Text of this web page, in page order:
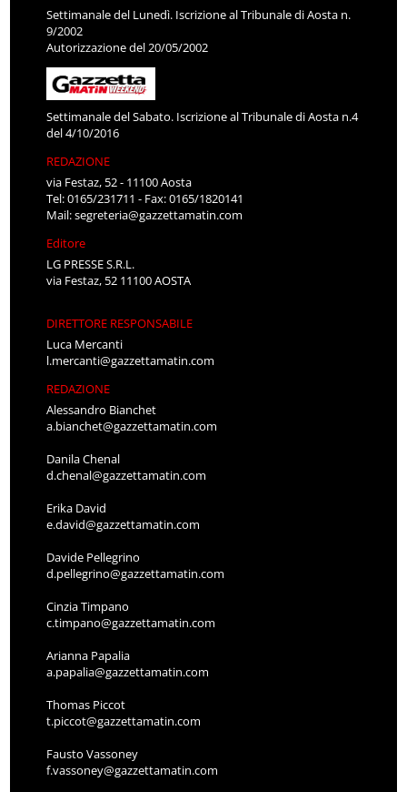
Settimanale del Lunedì. Iscrizione al Tribunale di Aosta n.
9/2002
Autorizzazione del 20/05/2002
Settimanale del Sabato. Iscrizione al Tribunale di Aosta n.4
del 4/10/2016
REDAZIONE
via Festaz, 52 - 11100 Aosta
Tel: 0165/231711 - Fax: 0165/1820141
Mail:segreteria@gazzettamatin.com
Editore
LG PRESSE S.R.L.
via Festaz, 52 11100 AOSTA
DIRETTORE RESPONSABILE
Luca Mercanti
l.mercanti@gazzettamatin.com
REDAZIONE
Alessandro Bianchet
a.bianchet@gazzettamatin.com
Danila Chenal
d.chenal@gazzettamatin.com
Erika David
e.david@gazzettamatin.com
Davide Pellegrino
d.pellegrino@gazzettamatin.com
Cinzia Timpano
c.timpano@gazzettamatin.com
Arianna Papalia
a.papalia@gazzettamatin.com
Thomas Piccot
t.piccot@gazzettamatin.com
Fausto Vassoney
f.vassoney@gazzettamatin.com